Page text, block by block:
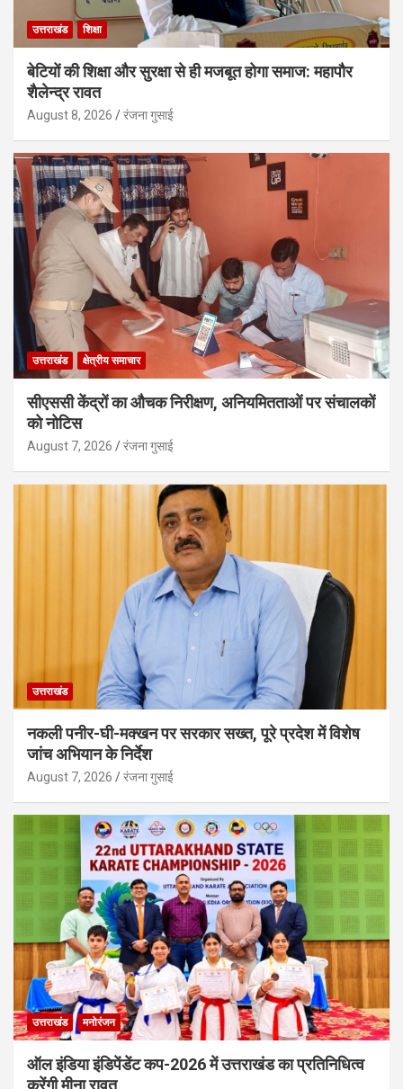
उत्तराखंड शिक्षा
बेटियों की शिक्षा और सुरक्षा से ही मजबूत होगा समाज: महापौर
शैलेन्द्र रावत
August 8, 2026 रंजना गुसाई
उत्तराखंड क्षेत्रीय समाचार
सीएससी केंद्रों का औचक निरीक्षण, अनियमितताओं पर संचालकों
को नोटिस
August 7, 2026 रंजना गुसाई
उत्तराखंड
नकली पनीर-घी-मक्खन पर सरकार सख्त, पूरे प्रदेश में विशेष
जांच अभियान के निर्देश
August 7, 2026 रंजना गुसाई
उत्तराखंड मनोरंजन
ऑल इंडिया इंडिपेंडेंट कप-2026 में उत्तराखंड का प्रतिनिधित्व
करेंगी मीना रावत